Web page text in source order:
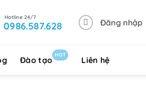
0986.587.628 Đăng nhập
Đào tạo
HOT
Liên hệ